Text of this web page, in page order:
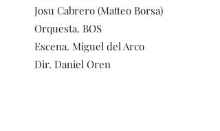
Josu Cabrero (Matteo Borsa)
Orquesta. BOS
Escena. Miguel del Arco
Dir. Daniel Oren